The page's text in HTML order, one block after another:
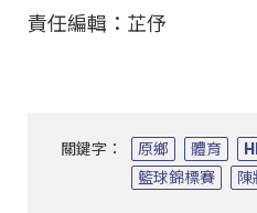
責任編輯：芷伃
關鍵字： 原鄉 體育
籃球錦標賽
陳